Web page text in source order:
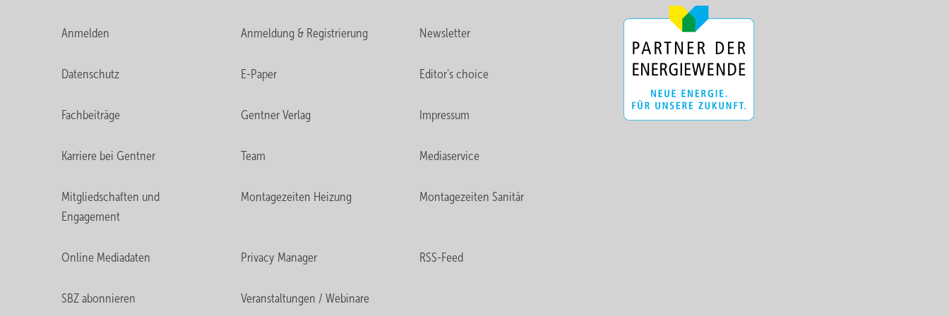
Anmelden Anmeldung & Registrierung Newsletter
Datenschutz E-Paper Editor's choice
Fachbeiträge Gentner Verlag Impressum
Karriere bei Gentner Team Mediaservice
Mitgliedschaften und
Engagement
Montagezeiten Heizung Montagezeiten Sanitär
Online Mediadaten Privacy Manager RSS-Feed
SBZ abonnieren Veranstaltungen / Webinare